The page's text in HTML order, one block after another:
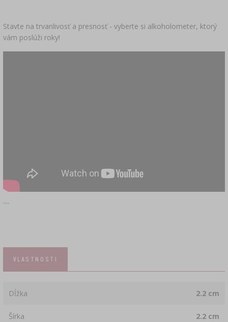
Stavte na trvanlivosť a presnosť - vyberte si alkoholometer, ktorý
vám poslúži roky!
```
VLASTNOSTI
Dĺžka 2.2 cm
Šírka 2.2 cm